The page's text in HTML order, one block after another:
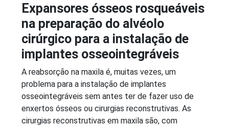
Expansores ósseos rosqueáveis
na preparação do alvéolo
cirúrgico para a instalação de
implantes osseointegráveis
A reabsorção na maxila é, muitas vezes, um
problema para a instalação de implantes
osseointegráveis sem antes ter de fazer uso de
enxertos ósseos ou cirurgias reconstrutivas. As
cirurgias reconstrutivas em maxila são, com